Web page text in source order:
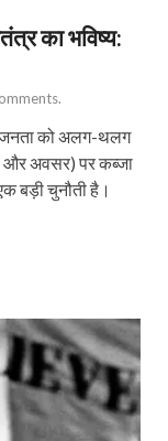
का भविष्य:
जनता को अलग-थलग
और अवसर) पर कब्जा
बड़ी चुनौती है।